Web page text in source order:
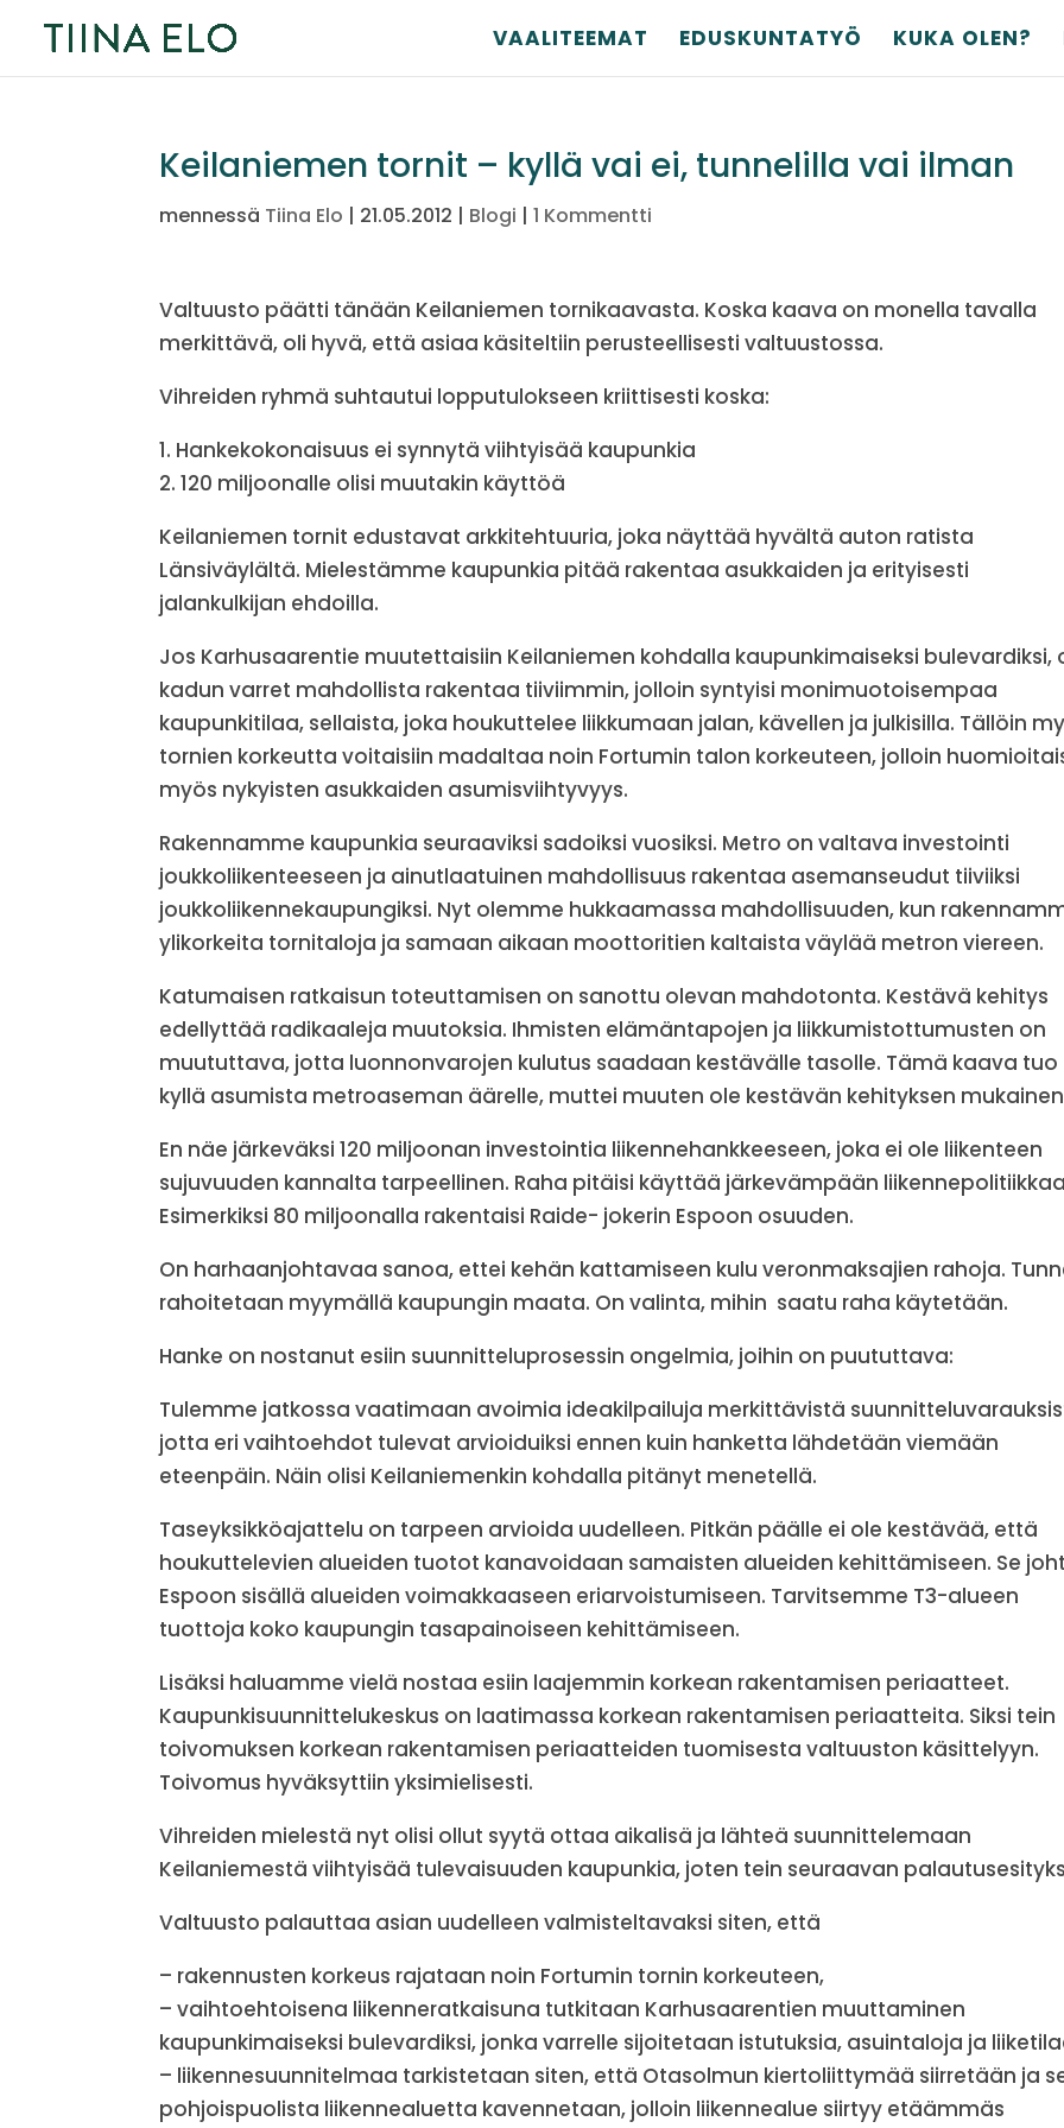
VAALITEEMAT EDUSKUNTATYÖ KUKA OLEN?
Keilaniemen tornit – kyllä vai ei, tunnelilla vai ilman
mennessä Tiina Elo | 21.05.2012 | Blogi |1 Kommentti
Valtuusto päätti tänään Keilaniemen tornikaavasta. Koska kaava on monella tavalla
merkittävä, oli hyvä, että asiaa käsiteltiin perusteellisesti valtuustossa.
Vihreiden ryhmä suhtautui lopputulokseen kriittisesti koska:
1. Hankekokonaisuus ei synnytä viihtyisää kaupunkia
2. 120 miljoonalle olisi muutakin käyttöä
Keilaniemen tornit edustavat arkkitehtuuria, joka näyttää hyvältä auton ratista
Länsiväylältä. Mielestämme kaupunkia pitää rakentaa asukkaiden ja erityisesti
jalankulkijan ehdoilla.
Jos Karhusaarentie muutettaisiin Keilaniemen kohdalla kaupunkimaiseksi bulevardiksi,
kadun varret mahdollista rakentaa tiiviimmin, jolloin syntyisi monimuotoisempaa
kaupunkitilaa, sellaista, joka houkuttelee liikkumaan jalan, kävellen ja julkisilla. Tällöin
tornien korkeutta voitaisiin madaltaa noin Fortumin talon korkeuteen, jolloin
myös nykyisten asukkaiden asumisviihtyvyys.
Rakennamme kaupunkia seuraaviksi sadoiksi vuosiksi. Metro on valtava investointi
joukkoliikenteeseen ja ainutlaatuinen mahdollisuus rakentaa asemanseudut tiiviiksi
joukkoliikennekaupungiksi. Nyt olemme hukkaamassa mahdollisuuden, kun
ylikorkeita tornitaloja ja samaan aikaan moottoritien kaltaista väylää metron viereen.
Katumaisen ratkaisun toteuttamisen on sanottu olevan mahdotonta. Kestävä kehitys
edellyttää radikaaleja muutoksia. Ihmisten elämäntapojen ja liikkumistottumusten on
muututtava, jotta luonnonvarojen kulutus saadaan kestävälle tasolle. Tämä kaava tuo
kyllä asumista metroaseman äärelle, muttei muuten ole kestävän kehityksen
En näe järkeväksi 120 miljoonan investointia liikennehankkeeseen, joka ei ole liikenteen
sujuvuuden kannalta tarpeellinen. Raha pitäisi käyttää järkevämpään
Esimerkiksi 80 miljoonalla rakentaisi Raide- jokerin Espoon osuuden.
On harhaanjohtavaa sanoa, ettei kehän kattamiseen kulu veronmaksajien rahoja.
rahoitetaan myymällä kaupungin maata. On valinta, mihin saatu raha käytetään.
Hanke on nostanut esiin suunnitteluprosessin ongelmia, joihin on puututtava:
Tulemme jatkossa vaatimaan avoimia ideakilpailuja merkittävistä
jotta eri vaihtoehdot tulevat arvioiduiksi ennen kuin hanketta lähdetään viemään
eteenpäin. Näin olisi Keilaniemenkin kohdalla pitänyt menetellä.
Taseyksikköajattelu on tarpeen arvioida uudelleen. Pitkän päälle ei ole kestävää, että
houkuttelevien alueiden tuotot kanavoidaan samaisten alueiden kehittämiseen. Se
Espoon sisällä alueiden voimakkaaseen eriarvoistumiseen. Tarvitsemme T3-alueen
tuottoja koko kaupungin tasapainoiseen kehittämiseen.
Lisäksi haluamme vielä nostaa esiin laajemmin korkean rakentamisen periaatteet.
Kaupunkisuunnittelukeskus on laatimassa korkean rakentamisen periaatteita. Siksi tein
toivomuksen korkean rakentamisen periaatteiden tuomisesta valtuuston käsittelyyn.
Toivomus hyväksyttiin yksimielisesti.
Vihreiden mielestä nyt olisi ollut syytä ottaa aikalisä ja lähteä suunnittelemaan
Keilaniemestä viihtyisää tulevaisuuden kaupunkia, joten tein seuraavan
Valtuusto palauttaa asian uudelleen valmisteltavaksi siten, että
– rakennusten korkeus rajataan noin Fortumin tornin korkeuteen,
– vaihtoehtoisena liikenneratkaisuna tutkitaan Karhusaarentien muuttaminen
kaupunkimaiseksi bulevardiksi, jonka varrelle sijoitetaan istutuksia, asuintaloja ja
– liikennesuunnitelmaa tarkistetaan siten, että Otasolmun kiertoliittymää siirretään ja
pohjoispuolista liikennealuetta kavennetaan, jolloin liikennealue siirtyy etäämmäs